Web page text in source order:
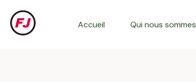
contenu
Accueil Qui nous sommes